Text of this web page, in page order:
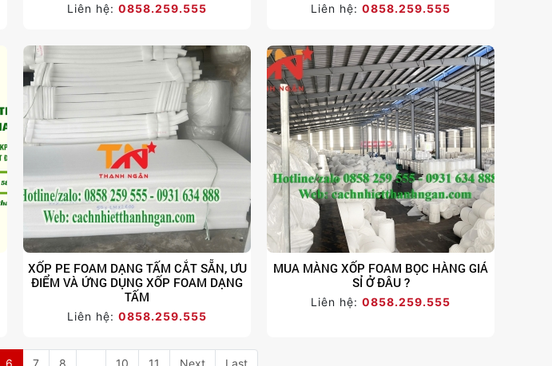
Liên hệ: 0858.259.555 Liên hệ: 0858.259.555
XỐP PE FOAM DẠNG TẤM CẮT SẴN, ƯU
ĐIỂM VÀ ỨNG DỤNG XỐP FOAM DẠNG
TẤM
Liên hệ: 0858.259.555
MUA MÀNG XỐP FOAM BỌC HÀNG GIÁ
SỈ Ở ĐÂU ?
Liên hệ: 0858.259.555
6 7 8 10 11 Next Last